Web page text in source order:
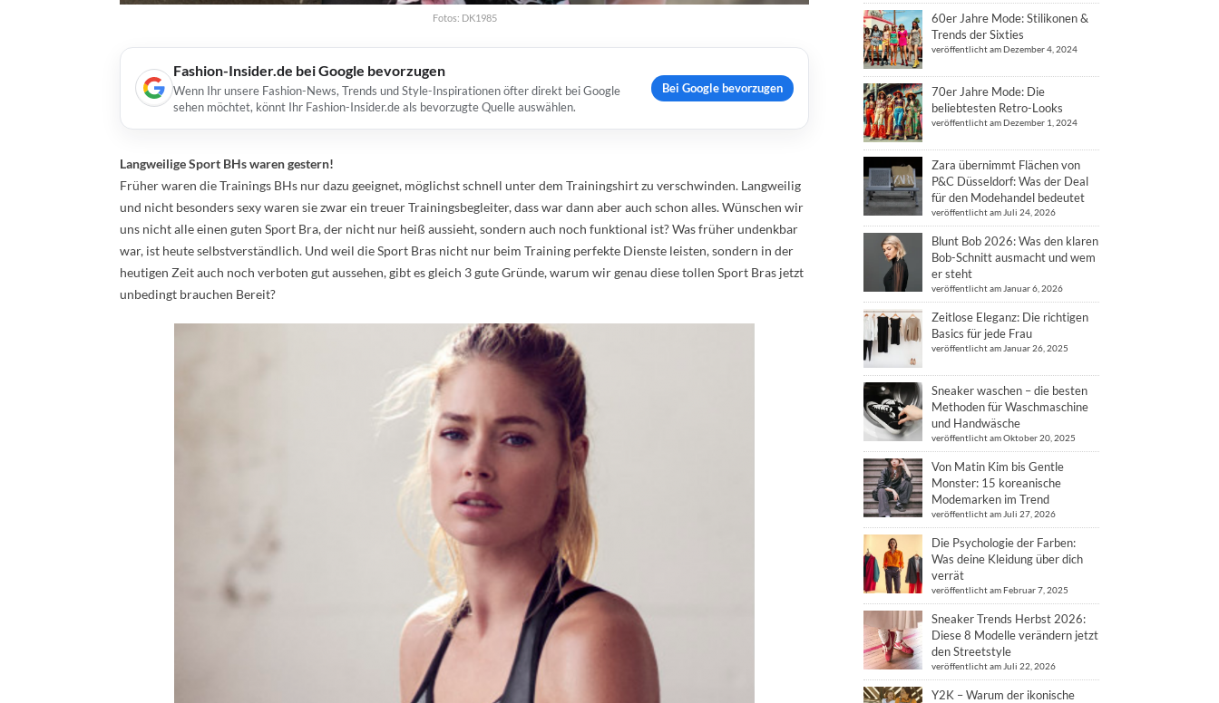
Fotos: DK1985
Fashion-Insider.de bei Google bevorzugen
Wenn Ihr unsere Fashion-News, Trends und Style-Inspirationen öfter direkt bei Google
sehen möchtet, könnt Ihr Fashion-Insider.de als bevorzugte Quelle auswählen.
Bei Google bevorzugen
Langweilige Sport BHs waren gestern!
Früher waren die Trainings BHs nur dazu geeignet, möglichst schnell unter dem Trainingshirt zu verschwinden. Langweilig
und nicht besonders sexy waren sie zwar ein treuer Trainingsbegleiter, dass war dann aber auch schon alles. Wünschen wir
uns nicht alle einen guten Sport Bra, der nicht nur heiß aussieht, sondern auch noch funktional ist? Was früher undenkbar
war, ist heute selbstverständlich. Und weil die Sport Bras nicht nur beim Training perfekte Dienste leisten, sondern in der
heutigen Zeit auch noch verboten gut aussehen, gibt es gleich 3 gute Gründe, warum wir genau diese tollen Sport Bras jetzt
unbedingt brauchen Bereit?
60er Jahre Mode: Stilikonen &
Trends der Sixties
veröffentlicht am Dezember 4, 2024
70er Jahre Mode: Die
beliebtesten Retro-Looks
veröffentlicht am Dezember 1, 2024
Zara übernimmt Flächen von
P&C Düsseldorf: Was der Deal
für den Modehandel bedeutet
veröffentlicht am Juli 24, 2026
Blunt Bob 2026: Was den klaren
Bob-Schnitt ausmacht und wem
er steht
veröffentlicht am Januar 6, 2026
Zeitlose Eleganz: Die richtigen
Basics für jede Frau
veröffentlicht am Januar 26, 2025
Sneaker waschen – die besten
Methoden für Waschmaschine
und Handwäsche
veröffentlicht am Oktober 20, 2025
Von Matin Kim bis Gentle
Monster: 15 koreanische
Modemarken im Trend
veröffentlicht am Juli 27, 2026
Die Psychologie der Farben:
Was deine Kleidung über dich
verrät
veröffentlicht am Februar 7, 2025
Sneaker Trends Herbst 2026:
Diese 8 Modelle verändern jetzt
den Streetstyle
veröffentlicht am Juli 22, 2026
Y2K – Warum der ikonische